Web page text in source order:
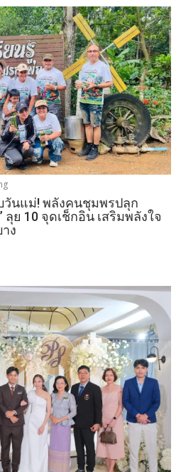
นแม่! พลังคนชุมพรปลุก
ย 10 จุดเช็กอิน เสริมพลังใจ
ง